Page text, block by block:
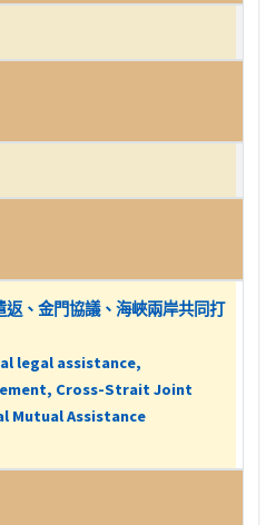
、金門協議、海峽兩岸共同打
legal assistance,
Cross-Strait Joint
Mutual Assistance